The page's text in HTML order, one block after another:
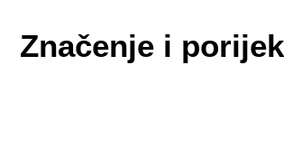
Značenje i